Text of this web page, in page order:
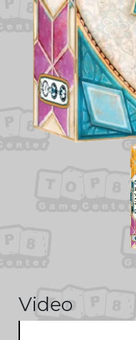
Video